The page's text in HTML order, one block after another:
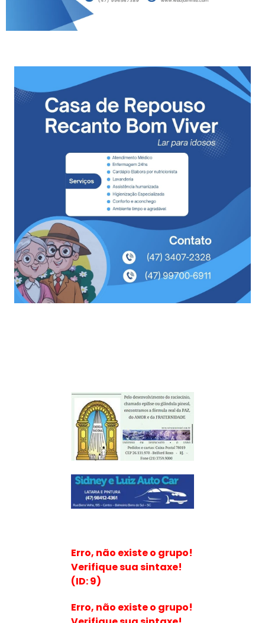
Erro, não existe o grupo!
Verifique sua sintaxe!
(ID: 9)
Erro, não existe o grupo!